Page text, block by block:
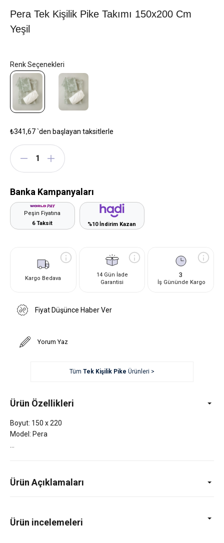
Pera Tek Kişilik Pike Takımı 150x200 Cm
Yeşil
₺341,67`den başlayan taksitlerle
Banka Kampanyaları
Peşin Fiyatına
6 Taksit
%10 İndirim Kazan
Kargo Bedava
14 Gün İade
Garantisi
3
İş Gününde Kargo
Fiyat Düşünce Haber Ver
Yorum Yaz
Tüm Tek Kişilik Pike Ürünleri >
Ürün Özellikleri
Boyut: 150 x 220
Model: Pera
Ürün Açıklamaları